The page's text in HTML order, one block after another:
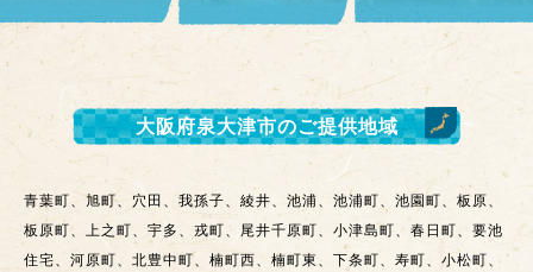
大阪府泉大津市のご提供地域
青葉町、旭町、穴田、我孫子、綾井、池浦、池浦町、池園町、板原、
板原町、上之町、宇多、戎町、尾井千原町、小津島町、春日町、要池
住宅、河原町、北豊中町、楠町西、楠町東、下条町、寿町、小松町、